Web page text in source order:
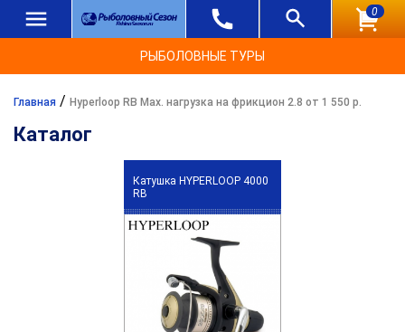
0
РЫБОЛОВНЫЕ ТУРЫ
Главная / Hyperloop RB Max. нагрузка на фрикцион 2.8 от 1 550 р.
Каталог
Катушка HYPERLOOP 4000
RB